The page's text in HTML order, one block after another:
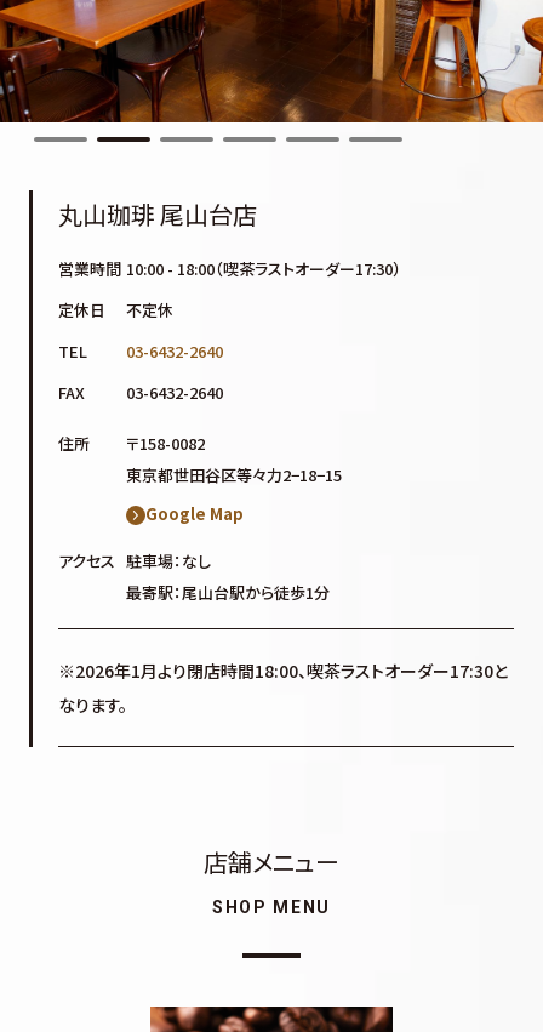
丸山珈琲 尾山台店
営業時間 10:00 - 18:00（喫茶ラストオーダー17:30）
定休日
不定休
TEL
03-6432-2640
FAX
03-6432-2640
住所
〒158-0082
東京都世田谷区等々力2−18−15
Google Map
アクセス 駐車場：なし
最寄駅：尾山台駅から徒歩1分
※2026年1月より閉店時間18:00、喫茶ラストオーダー17:30と
なります。
店舗メニュー
SHOP MENU